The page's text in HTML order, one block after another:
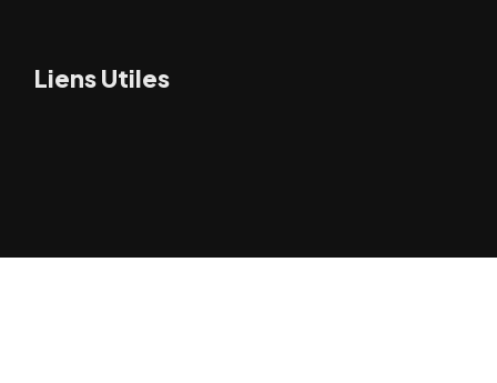
Liens Utiles